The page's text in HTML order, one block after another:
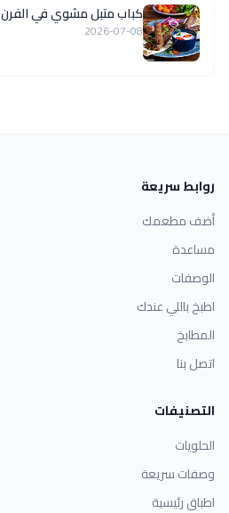
كباب متبل مشوي في الفرن
2026-07-08
روابط سريعة
أضف مطعمك
مساعدة
الوصفات
اطبخ باللي عندك
المطابخ
اتصل بنا
التصنيفات
الحلويات
وصفات سريعة
اطباق رئيسية